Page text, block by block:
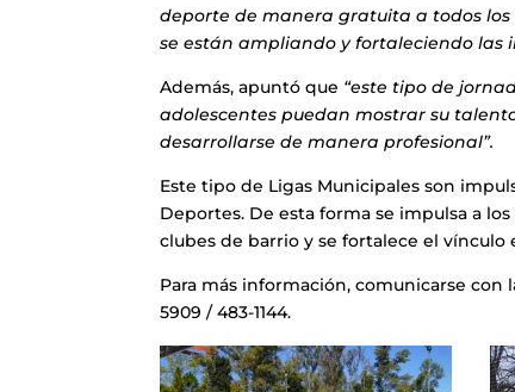
deporte de manera gratuita a todos los
se están ampliando y fortaleciendo las
Además, apuntó que “este tipo de
adolescentes puedan mostrar su
desarrollarse de manera profesional”.
Este tipo de Ligas Municipales son
Deportes. De esta forma se impulsa a
clubes de barrio y se fortalece el
Para más información, comunicarse con
5909 / 483-1144.